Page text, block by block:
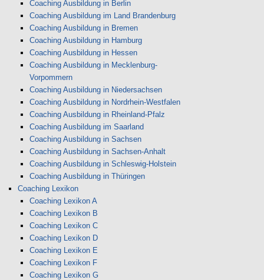
Coaching Ausbildung in Berlin
Coaching Ausbildung im Land Brandenburg
Coaching Ausbildung in Bremen
Coaching Ausbildung in Hamburg
Coaching Ausbildung in Hessen
Coaching Ausbildung in Mecklenburg-
Vorpommern
Coaching Ausbildung in Niedersachsen
Coaching Ausbildung in Nordrhein-Westfalen
Coaching Ausbildung in Rheinland-Pfalz
Coaching Ausbildung im Saarland
Coaching Ausbildung in Sachsen
Coaching Ausbildung in Sachsen-Anhalt
Coaching Ausbildung in Schleswig-Holstein
Coaching Ausbildung in Thüringen
Coaching Lexikon
Coaching Lexikon A
Coaching Lexikon B
Coaching Lexikon C
Coaching Lexikon D
Coaching Lexikon E
Coaching Lexikon F
Coaching Lexikon G